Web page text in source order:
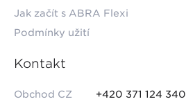
Jak začít s ABRA Flexi
Podmínky užití
Kontakt
Obchod CZ +420 371 124 340